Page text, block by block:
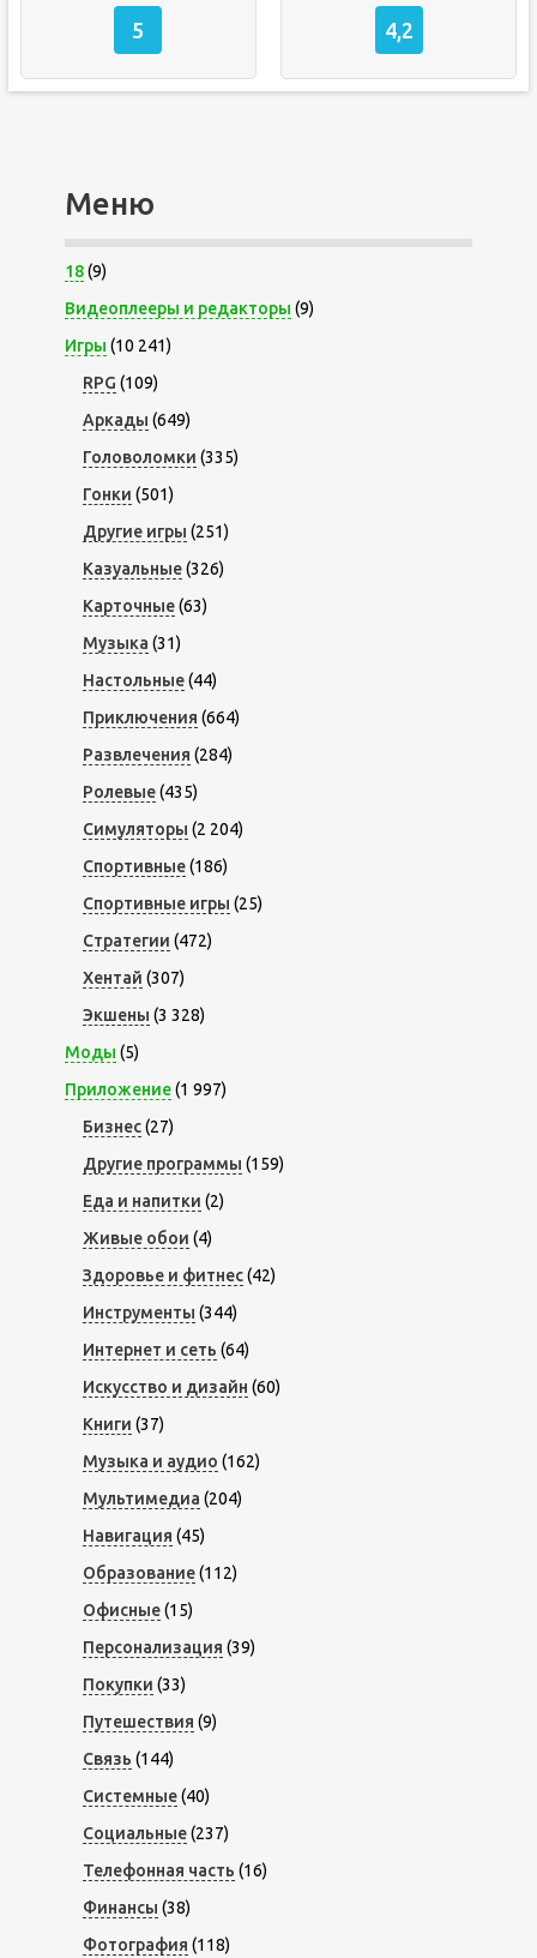
5 4,2
Меню
18(9)
Видеоплееры и редакторы (9)
Игры (10 241)
RPG (109)
Аркады (649)
Головоломки (335)
Гонки (501)
Другие игры (251)
Казуальные(326)
Карточные(63)
Музыка (31)
Настольные(44)
Приключения (664)
Развлечения (284)
Ролевые(435)
Симуляторы (2 204)
Спортивные(186)
Спортивные игры (25)
Стратегии (472)
Хентай (307)
Экшены (3 328)
Моды (5)
Приложение(1 997)
Бизнес(27)
Другие программы (159)
Еда и напитки (2)
Живые обои (4)
Здоровье и фитнес(42)
Инструменты (344)
Интернет и сеть (64)
Искусство и дизайн (60)
Книги (37)
Музыка и аудио (162)
Мультимедиа (204)
Навигация (45)
Образование(112)
Офисные(15)
Персонализация (39)
Покупки (33)
Путешествия (9)
Связь (144)
Системные(40)
Социальные(237)
Телефонная часть (16)
Финансы (38)
Фотография (118)